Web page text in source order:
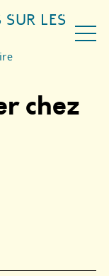
SUR LES
chez